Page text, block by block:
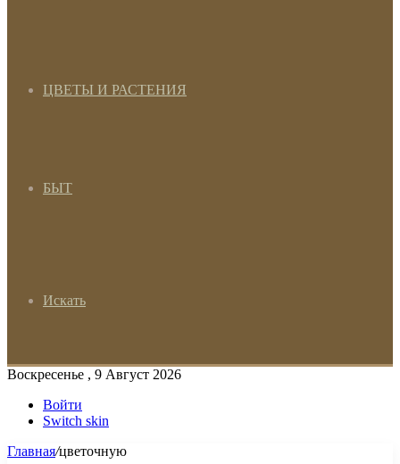
ЦВЕТЫ И РАСТЕНИЯ
БЫТ
Искать
Воскресенье , 9 Август 2026
Войти
Switch skin
Главная/цветочную